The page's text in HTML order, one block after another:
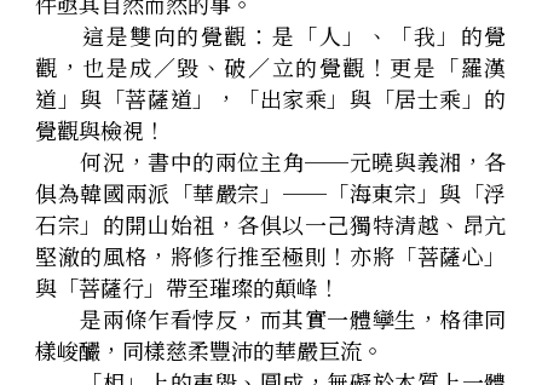
這是雙向的覺觀：是「人」、「我」的覺
觀，也是成／毀、破／立的覺觀！更是「羅漢
道」與「菩薩道」，「出家乘」與「居士乘」的
覺觀與檢視！
何況，書中的兩位主角──元曉與義湘，各
俱為韓國兩派「華嚴宗」──「海東宗」與「浮
石宗」的開山始祖，各俱以一己獨特清越、昂亢
堅澈的風格，將修行推至極則！亦將「菩薩心」
與「菩薩行」帶至璀璨的顛峰！
是兩條乍看悖反，而其實一體孿生，格律同
樣峻釅，同樣慈柔豐沛的華嚴巨流。